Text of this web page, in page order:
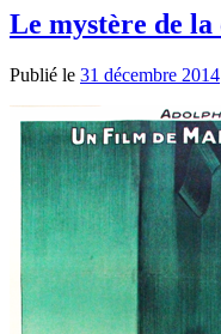
Le mystère de
Publié le 31 décembre 2014